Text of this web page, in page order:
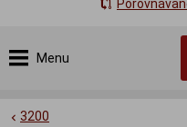
Menu
3200